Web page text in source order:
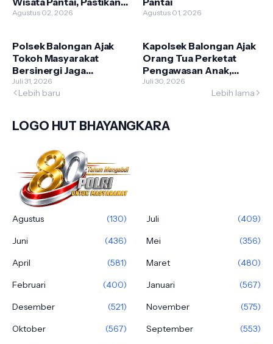
Liburan Akhir Pekan
Agustus 02, 2026 Agustus 01, 2026
Polsek Balongan Ajak
Tokoh Masyarakat
Bersinergi Jaga
Keamanan Lingkungan
Juli 31, 2026
Kapolsek Balongan Ajak
Orang Tua Perketat
Pengawasan Anak,
Cegah Terlibat Geng
Motor dan Tawuran
Juli 30, 2026
Lebih baru Lebih lama
LOGO HUT BHAYANGKARA
Agustus (130) Juli
(409)
Juni
(436) Mei
(356)
April
(581) Maret
(480)
Februari
(400) Januari
(567)
Desember
(521) November
(575)
Oktober
(567) September
(553)